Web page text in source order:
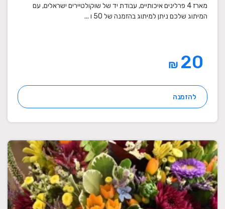
מארז 4 פרלינים איכותיים, עבודת יד של שוקולטיירים ישראלים, עם
המיתוג שלכם ניתן למיתוג בהזמנה של 50 ו ...
₪
להזמנה